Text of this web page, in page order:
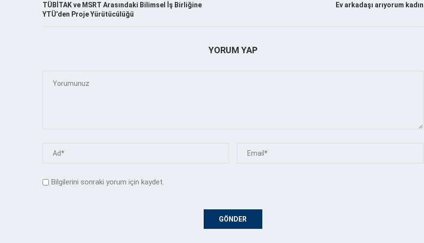
TÜBİTAK ve MSRT Arasındaki Bilimsel İş Birliğine
YTÜ’den Proje Yürütücülüğü
Ev arkadaşı arıyorum kadın
YORUM YAP
Bilgilerini sonraki yorum için kaydet.